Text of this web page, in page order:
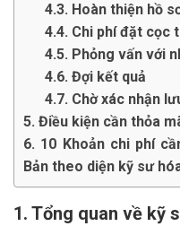
4.3. Hoàn thiện hồ
4.4. Chi phí đặt cọc
4.5. Phỏng vấn với
4.6. Đợi kết quả
4.7. Chờ xác nhận
5. Điều kiện cần thỏa
6. 10 Khoản chi phí
Bản theo diện kỹ sư
1. Tổng quan về kỹ